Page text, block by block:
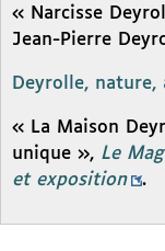
« Narcisse
Jean-Pierre
Deyrolle, nature,
« La Maison
unique », Le
et exposition
.